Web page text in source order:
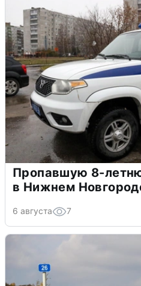
Пропавшую 8-
в Нижнем
6 августа 7